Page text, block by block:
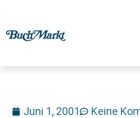
Juni 1, 2001 Keine